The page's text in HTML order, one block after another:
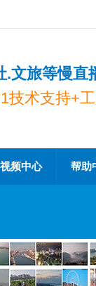
.文旅等慢直
术支持+工
视频中心 帮助